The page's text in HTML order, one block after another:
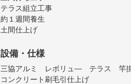
テラス組立工事
約１週間養生
土間仕上げ
設備・仕様
三協アルミ レボリュ― テラス 竿
コンクリート刷毛引仕上げ